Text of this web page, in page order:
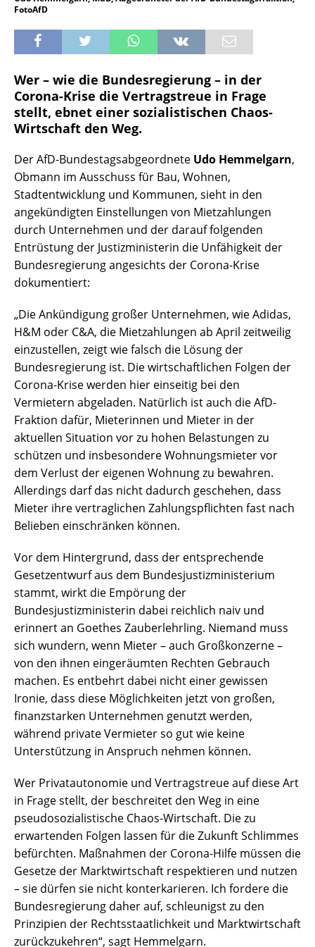
FotoAfD
Wer – wie die Bundesregierung – in der
Corona-Krise die Vertragstreue in Frage
stellt, ebnet einer sozialistischen Chaos-
Wirtschaft den Weg.
Der AfD-Bundestagsabgeordnete Udo Hemmelgarn,
Obmann im Ausschuss für Bau, Wohnen,
Stadtentwicklung und Kommunen, sieht in den
angekündigten Einstellungen von Mietzahlungen
durch Unternehmen und der darauf folgenden
Entrüstung der Justizministerin die Unfähigkeit der
Bundesregierung angesichts der Corona-Krise
dokumentiert:
„Die Ankündigung großer Unternehmen, wie Adidas,
H&M oder C&A, die Mietzahlungen ab April zeitweilig
einzustellen, zeigt wie falsch die Lösung der
Bundesregierung ist. Die wirtschaftlichen Folgen der
Corona-Krise werden hier einseitig bei den
Vermietern abgeladen. Natürlich ist auch die AfD-
Fraktion dafür, Mieterinnen und Mieter in der
aktuellen Situation vor zu hohen Belastungen zu
schützen und insbesondere Wohnungsmieter vor
dem Verlust der eigenen Wohnung zu bewahren.
Allerdings darf das nicht dadurch geschehen, dass
Mieter ihre vertraglichen Zahlungspflichten fast nach
Belieben einschränken können.
Vor dem Hintergrund, dass der entsprechende
Gesetzentwurf aus dem Bundesjustizministerium
stammt, wirkt die Empörung der
Bundesjustizministerin dabei reichlich naiv und
erinnert an Goethes Zauberlehrling. Niemand muss
sich wundern, wenn Mieter – auch Großkonzerne –
von den ihnen eingeräumten Rechten Gebrauch
machen. Es entbehrt dabei nicht einer gewissen
Ironie, dass diese Möglichkeiten jetzt von großen,
finanzstarken Unternehmen genutzt werden,
während private Vermieter so gut wie keine
Unterstützung in Anspruch nehmen können.
Wer Privatautonomie und Vertragstreue auf diese Art
in Frage stellt, der beschreitet den Weg in eine
pseudosozialistische Chaos-Wirtschaft. Die zu
erwartenden Folgen lassen für die Zukunft Schlimmes
befürchten. Maßnahmen der Corona-Hilfe müssen die
Gesetze der Marktwirtschaft respektieren und nutzen
– sie dürfen sie nicht konterkarieren. Ich fordere die
Bundesregierung daher auf, schleunigst zu den
Prinzipien der Rechtsstaatlichkeit und Marktwirtschaft
zurückzukehren“, sagt Hemmelgarn.